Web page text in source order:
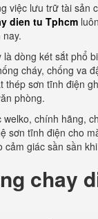
việc lưu trữ tài sản
dien tu Tphcm
dòng két sắt phổ
cháy, chống va
thép sơn tĩnh điện
phòng.
chính hãng,
sơn tĩnh điện cho
cảm giác sần sần
chay